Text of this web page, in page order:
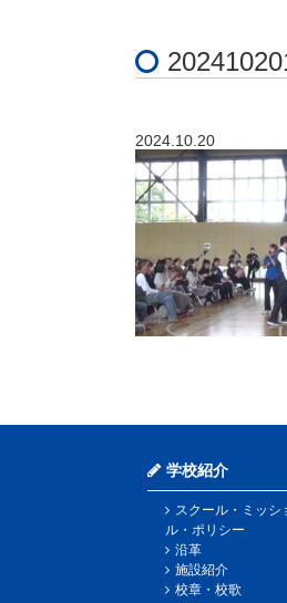
2024.10.20
学校紹介
スクール・ミッシ
ル・ポリシー
沿革
施設紹介
校章・校歌